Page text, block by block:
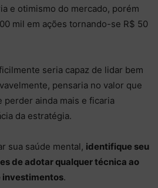
e otimismo do mercado, porém
mil em ações tornando-se R$ 50
seria capaz de lidar bem
pensaria no valor que
perder ainda mais e ficaria
da estratégia.
sua saúde mental, identifique seu
de adotar qualquer técnica ao
investimentos.